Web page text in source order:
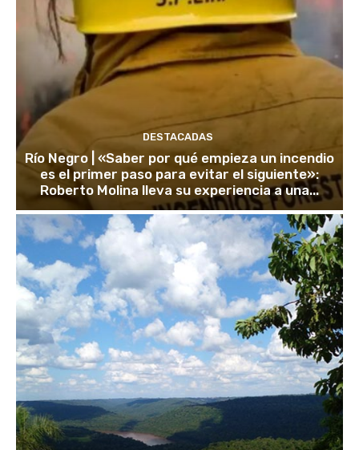
DESTACADAS
Río Negro | «Saber por qué empieza un incendio
es el primer paso para evitar el siguiente»:
Roberto Molina lleva su experiencia a una...